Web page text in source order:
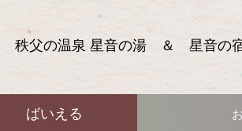
秩父の温泉 星音の湯 ＆ 星音の
ばいえる